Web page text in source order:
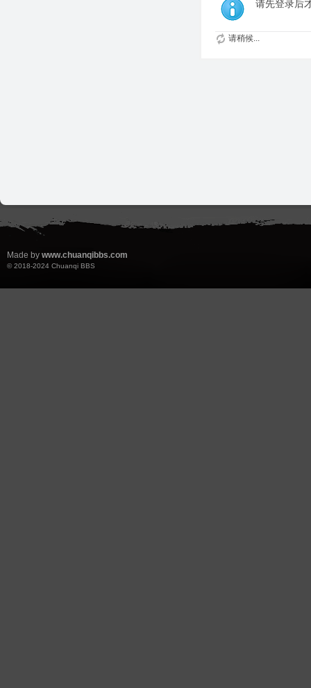
请先登录后
请稍候...
Made by www.chuanqibbs.com
© 2018-2024 Chuanqi BBS